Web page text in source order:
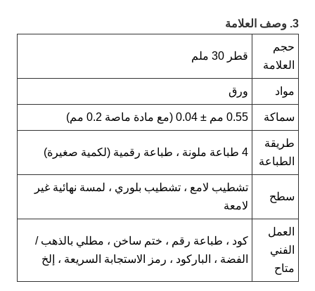
حجم
العلامة
قطر 30 ملم
مواد ورق
سماكة 0.55 مم ± 0.04 (مع مادة ماصة 0.2 مم)
طريقة
الطباعة
سطح
تشطيب لامع ، تشطيب بلوري ، لمسة نهائية غير
لامعة
العمل
الفني
متاح
كود ، طباعة رقم ، ختم ساخن ، مطلي بالذهب /
الفضة ، الباركود ، رمز الاستجابة السريعة ، إلخ